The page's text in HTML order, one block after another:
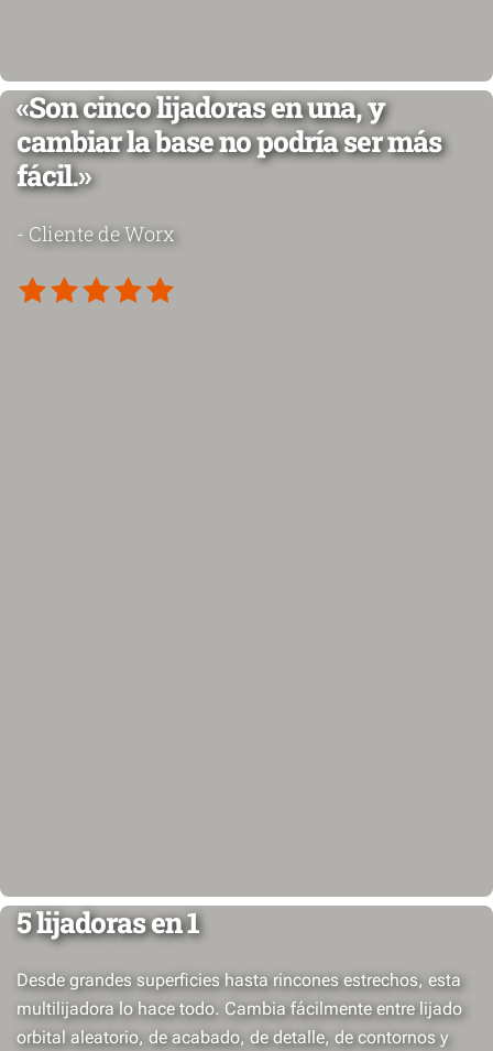
«Son cinco lijadoras en una, y
cambiar la base no podría ser más
fácil.»
- Cliente de Worx
5 lijadoras en 1
Desde grandes superficies hasta rincones estrechos, esta
multilijadora lo hace todo. Cambia fácilmente entre lijado
orbital aleatorio, de acabado, de detalle, de contornos y